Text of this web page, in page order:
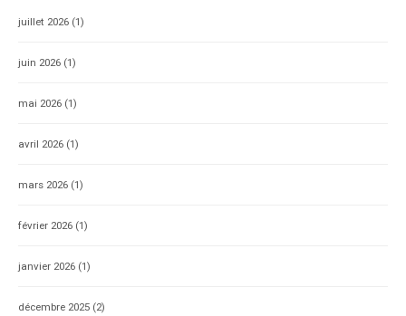
juillet 2026 (1)
juin 2026 (1)
mai 2026 (1)
avril 2026 (1)
mars 2026 (1)
février 2026 (1)
janvier 2026 (1)
décembre 2025 (2)